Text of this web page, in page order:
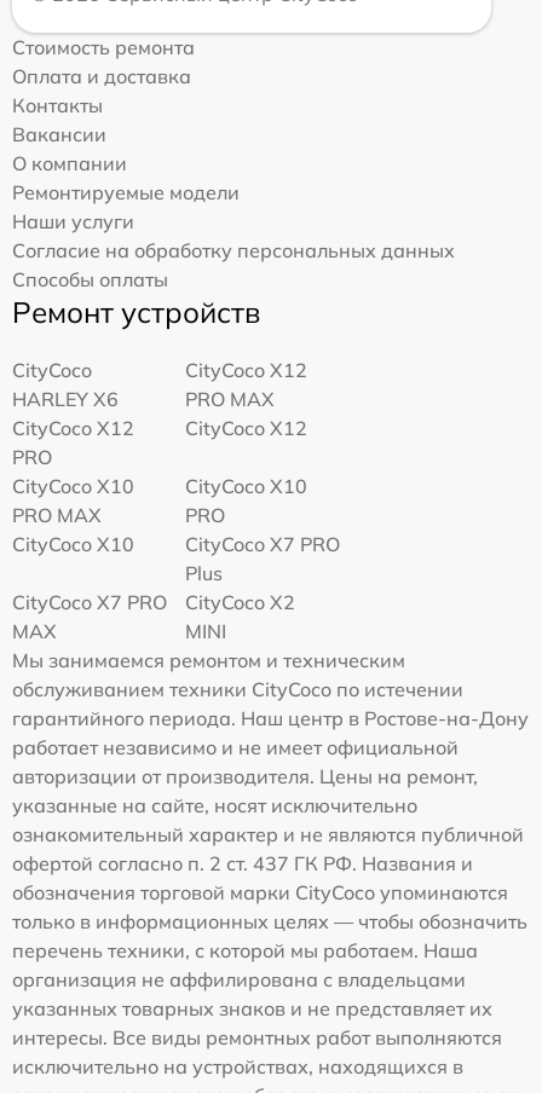
Стоимость ремонта
Оплата и доставка
Контакты
Вакансии
О компании
Ремонтируемые модели
Наши услуги
Согласие на обработку персональных данных
Способы оплаты
Ремонт устройств
CityCoco
HARLEY X6
CityCoco X12
PRO MAX
CityCoco X12
PRO
CityCoco X12
CityCoco X10
PRO MAX
CityCoco X10
PRO
CityCoco X10
CityCoco X7 PRO
Plus
CityCoco X7 PRO
MAX
CityCoco X2
MINI
Мы занимаемся ремонтом и техническим
обслуживанием техники CityCoco по истечении
гарантийного периода. Наш центр в Ростове-на-Дону
работает независимо и не имеет официальной
авторизации от производителя. Цены на ремонт,
указанные на сайте, носят исключительно
ознакомительный характер и не являются публичной
офертой согласно п. 2 ст. 437 ГК РФ. Названия и
обозначения торговой марки CityCoco упоминаются
только в информационных целях — чтобы обозначить
перечень техники, с которой мы работаем. Наша
организация не аффилирована с владельцами
указанных товарных знаков и не представляет их
интересы. Все виды ремонтных работ выполняются
исключительно на устройствах, находящихся в